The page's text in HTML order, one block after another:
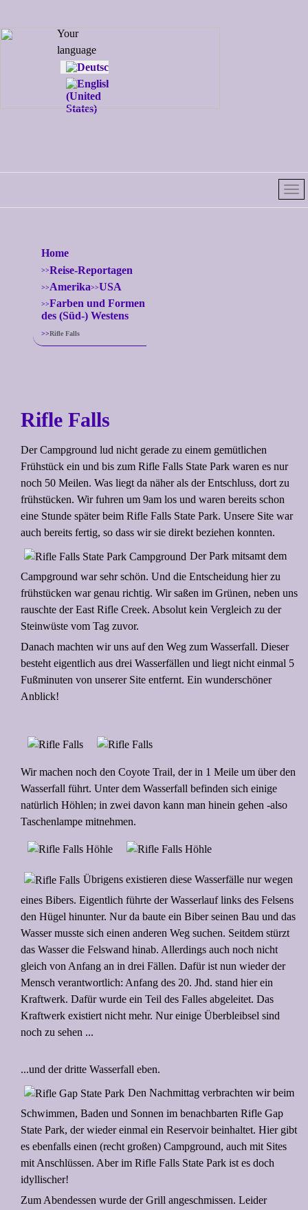
Select your
language
Your
language
Home
Reise-Reportagen
Amerika
USA
Farben und Formen
des (Süd-) Westens
Rifle Falls
Rifle Falls
Der Campground lud nicht gerade zu einem gemütlichen
Frühstück ein und bis zum Rifle Falls State Park waren es nur
noch 50 Meilen. Was liegt da näher als der Entschluss, dort zu
frühstücken. Wir fuhren um 9am los und waren bereits schon
eine Stunde später beim Rifle Falls State Park. Unsere Site war
auch bereits fertig, so dass wir sie direkt beziehen konnten.
Der Park mitsamt dem
Campground war sehr schön. Und die Entscheidung hier zu
frühstücken war genau richtig. Wir saßen im Grünen, neben uns
rauschte der East Rifle Creek. Absolut kein Vergleich zu der
Steinwüste vom Tag zuvor.
Danach machten wir uns auf den Weg zum Wasserfall. Dieser
besteht eigentlich aus drei Wasserfällen und liegt nicht einmal 5
Fußminuten von unserer Site entfernt. Ein wunderschöner
Anblick!
Wir machen noch den Coyote Trail, der in 1 Meile um über den
Wasserfall führt. Unter dem Wasserfall befinden sich einige
natürlich Höhlen; in zwei davon kann man hinein gehen -also
Taschenlampe mitnehmen.
Übrigens existieren diese Wasserfälle nur wegen
eines Bibers. Eigentlich führte der Wasserlauf links des Felsens
den Hügel hinunter. Nur da baute ein Biber seinen Bau und das
Wasser musste sich einen anderen Weg suchen. Seitdem stürzt
das Wasser die Felswand hinab. Allerdings auch noch nicht
gleich von Anfang an in drei Fällen. Dafür ist nun wieder der
Mensch verantwortlich: Anfang des 20. Jhd. stand hier ein
Kraftwerk. Dafür wurde ein Teil des Falles abgeleitet. Das
Kraftwerk existiert nicht mehr. Nur einige Überbleibsel sind
noch zu sehen ...
...und der dritte Wasserfall eben.
Den Nachmittag verbrachten wir beim
Schwimmen, Baden und Sonnen im benachbarten Rifle Gap
State Park, der wieder einmal ein Reservoir beinhaltet. Hier gibt
es ebenfalls einen (recht großen) Campground, auch mit Sites
mit Anschlüssen. Aber im Rifle Falls State Park ist es doch
idyllischer!
Zum Abendessen wurde der Grill angeschmissen. Leider